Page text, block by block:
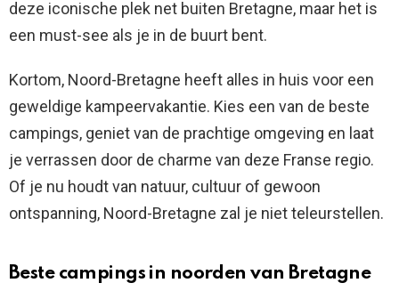
deze iconische plek net buiten Bretagne, maar het is
een must-see als je in de buurt bent.
Kortom, Noord-Bretagne heeft alles in huis voor een
geweldige kampeervakantie. Kies een van de beste
campings, geniet van de prachtige omgeving en laat
je verrassen door de charme van deze Franse regio.
Of je nu houdt van natuur, cultuur of gewoon
ontspanning, Noord-Bretagne zal je niet teleurstellen.
Beste campings in noorden van Bretagne